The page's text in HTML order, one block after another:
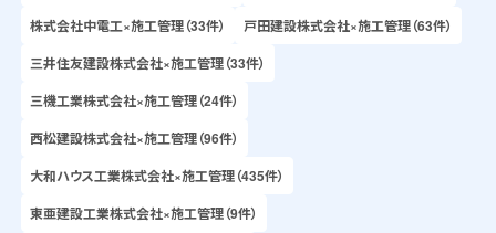
株式会社中電工×施工管理（33件）
戸田建設株式会社×施工管理（63件）
三井住友建設株式会社×施工管理（33件）
三機工業株式会社×施工管理（24件）
西松建設株式会社×施工管理（96件）
大和ハウス工業株式会社×施工管理（435件）
東亜建設工業株式会社×施工管理（9件）